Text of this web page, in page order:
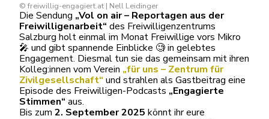
© freiwillig-engagiert.at | Nell Leidinger
Die Sendung „Vol on air – Reportagen aus der
Freiwilligenarbeit“ des Freiwilligenzentrums
Salzburg holt einmal im Monat Freiwillige vors Mikro
🎤 und gibt spannende Einblicke 🧐 in gelebtes
Engagement. Diesmal tun sie das gemeinsam mit ihren
Kolleg:innen vom Verein „für uns – Zentrum für
Zivilgesellschaft“ und strahlen als Gastbeitrag eine
Episode des Freiwilligen-Podcasts „Engagierte
Stimmen“ aus.
Bis zum 2. September 2025 könnt ihr eure